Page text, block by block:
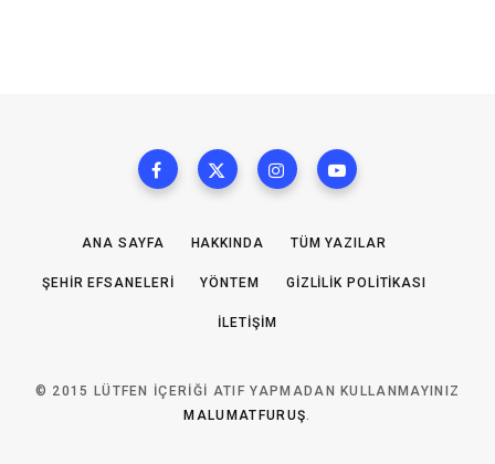
ANA SAYFA HAKKINDA TÜM YAZILAR
ŞEHIR EFSANELERI YÖNTEM GIZLILIK POLITIKASI
İLETIŞIM
© 2015 LÜTFEN IÇERIĞI ATIF YAPMADAN KULLANMAYINIZ
MALUMATFURUŞ.